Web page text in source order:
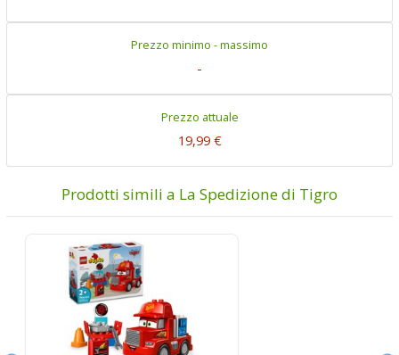
Prezzo minimo - massimo
-
Prezzo attuale
19,99 €
Prodotti simili a La Spedizione di Tigro